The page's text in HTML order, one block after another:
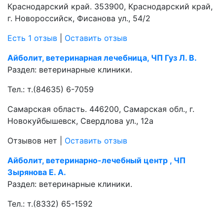
Краснодарский край. 353900, Краснодарский край,
г. Новороссийск, Фисанова ул., 54/2
Есть 1 отзыв
Оставить отзыв
Айболит, ветеринарная лечебница, ЧП Гуз Л. В.
Раздел: ветеринарные клиники.
Тел.: т.(84635) 6-7059
Самарская область. 446200, Самарская обл., г.
Новокуйбышевск, Свердлова ул., 12а
Отзывов нет
Оставить отзыв
Айболит, ветеринарно-лечебный центр , ЧП
Зырянова Е. А.
Раздел: ветеринарные клиники.
Тел.: т.(8332) 65-1592